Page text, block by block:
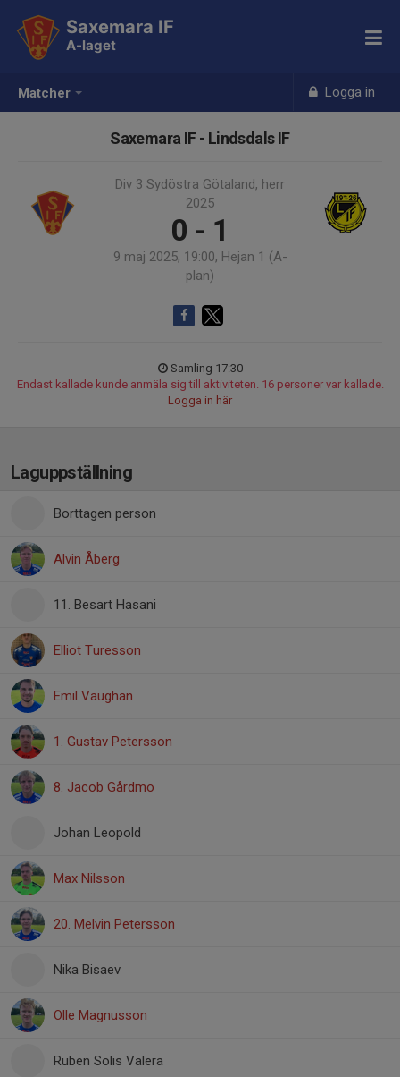
Matcher Logga in
Saxemara IF
A-laget
Saxemara IF - Lindsdals IF
Div 3 Sydöstra Götaland, herr
2025
0 - 1
9 maj 2025, 19:00, Hejan 1 (A-
plan)
Samling 17:30
Endast kallade kunde anmäla sig till aktiviteten. 16 personer var kallade.
Logga in här
Laguppställning
Borttagen person
Alvin Åberg
11. Besart Hasani
Elliot Turesson
Emil Vaughan
1. Gustav Petersson
8. Jacob Gårdmo
Johan Leopold
Max Nilsson
20. Melvin Petersson
Nika Bisaev
Olle Magnusson
Ruben Solis Valera